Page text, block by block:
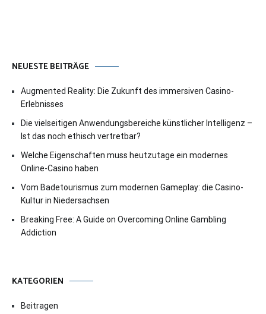
NEUESTE BEITRÄGE
Augmented Reality: Die Zukunft des immersiven Casino-
Erlebnisses
Die vielseitigen Anwendungsbereiche künstlicher Intelligenz –
Ist das noch ethisch vertretbar?
Welche Eigenschaften muss heutzutage ein modernes
Online-Casino haben
Vom Badetourismus zum modernen Gameplay: die Casino-
Kultur in Niedersachsen
Breaking Free: A Guide on Overcoming Online Gambling
Addiction
KATEGORIEN
Beitragen